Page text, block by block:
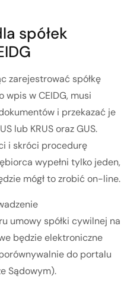
spółek
zarejestrować spółkę
wpis w CEIDG, musi
i przekazać je
lub KRUS oraz GUS.
i skróci procedurę
wypełni tylko jeden,
mógł to zrobić on-line.
umowy spółki cywilnej na
będzie elektroniczne
do portalu
Sądowym).